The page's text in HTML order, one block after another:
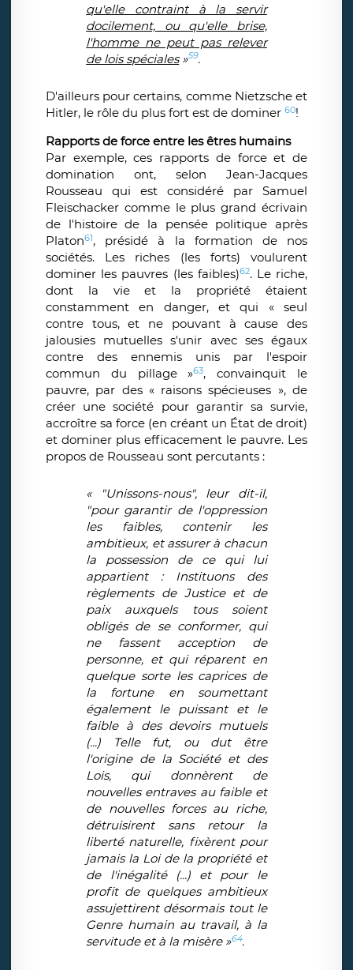
qu'elle contraint à la servir
docilement, ou qu'elle brise,
l'homme ne peut pas relever
de lois spéciales»59.
D'ailleurs pour certains, comme Nietzsche et
Hitler, le rôle du plus fort est de dominer 60!
Rapports de force entre les êtres humains
Par exemple, ces rapports de force et de
domination ont, selon Jean-Jacques
Rousseau qui est considéré par Samuel
Fleischacker comme le plus grand écrivain
de l'histoire de la pensée politique après
Platon61, présidé à la formation de nos
sociétés. Les riches (les forts) voulurent
dominer les pauvres (les faibles)62. Le riche,
dont la vie et la propriété étaient
constamment en danger, et qui « seul
contre tous, et ne pouvant à cause des
jalousies mutuelles s'unir avec ses égaux
contre des ennemis unis par l'espoir
commun du pillage »63, convainquit le
pauvre, par des « raisons spécieuses », de
créer une société pour garantir sa survie,
accroître sa force (en créant un État de droit)
et dominer plus efficacement le pauvre. Les
propos de Rousseau sont percutants :
« "Unissons-nous", leur dit-il,
"pour garantir de l'oppression
les faibles, contenir les
ambitieux, et assurer à chacun
la possession de ce qui lui
appartient : Instituons des
règlements de Justice et de
paix auxquels tous soient
obligés de se conformer, qui
ne fassent acception de
personne, et qui réparent en
quelque sorte les caprices de
la fortune en soumettant
également le puissant et le
faible à des devoirs mutuels
(...) Telle fut, ou dut être
l'origine de la Société et des
Lois, qui donnèrent de
nouvelles entraves au faible et
de nouvelles forces au riche,
détruisirent sans retour la
liberté naturelle, fixèrent pour
jamais la Loi de la propriété et
de l'inégalité (...) et pour le
profit de quelques ambitieux
assujettirent désormais tout le
Genre humain au travail, à la
servitude et à la misère »64.